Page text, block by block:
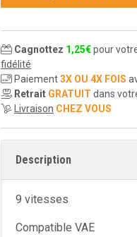
Cagnottez 1,25€pour
fidélité
Paiement3X OU 4X FOIS
Retrait GRATUIT dans
Livraison CHEZ VOUS
Description
9 vitesses
Compatible VAE